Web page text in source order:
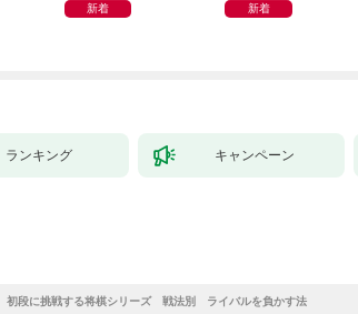
新着 新着
ランキング キャンペーン
初段に挑戦する将棋シリーズ 戦法別 ライバルを負かす法